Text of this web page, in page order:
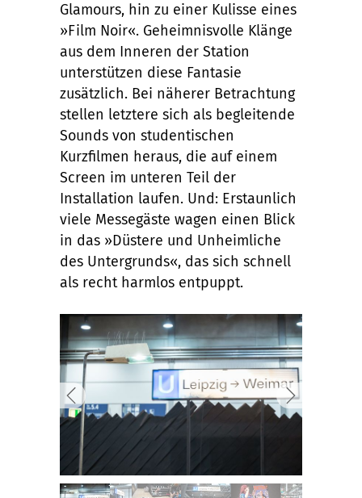
Glamours, hin zu einer Kulisse eines
»Film Noir«. Geheimnisvolle Klänge
aus dem Inneren der Station
unterstützen diese Fantasie
zusätzlich. Bei näherer Betrachtung
stellen letztere sich als begleitende
Sounds von studentischen
Kurzfilmen heraus, die auf einem
Screen im unteren Teil der
Installation laufen. Und: Erstaunlich
viele Messegäste wagen einen Blick
in das »Düstere und Unheimliche
des Untergrunds«, das sich schnell
als recht harmlos entpuppt.